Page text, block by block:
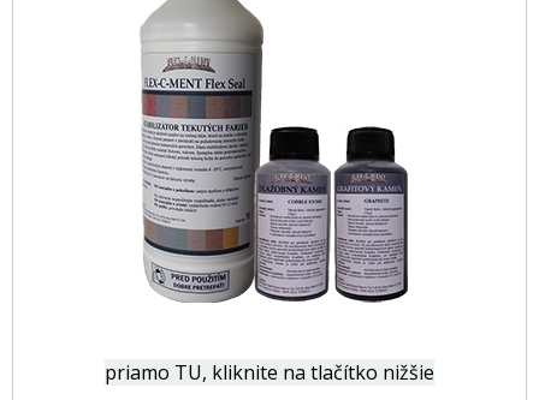
priamo TU, kliknite na tlačítko nižšie